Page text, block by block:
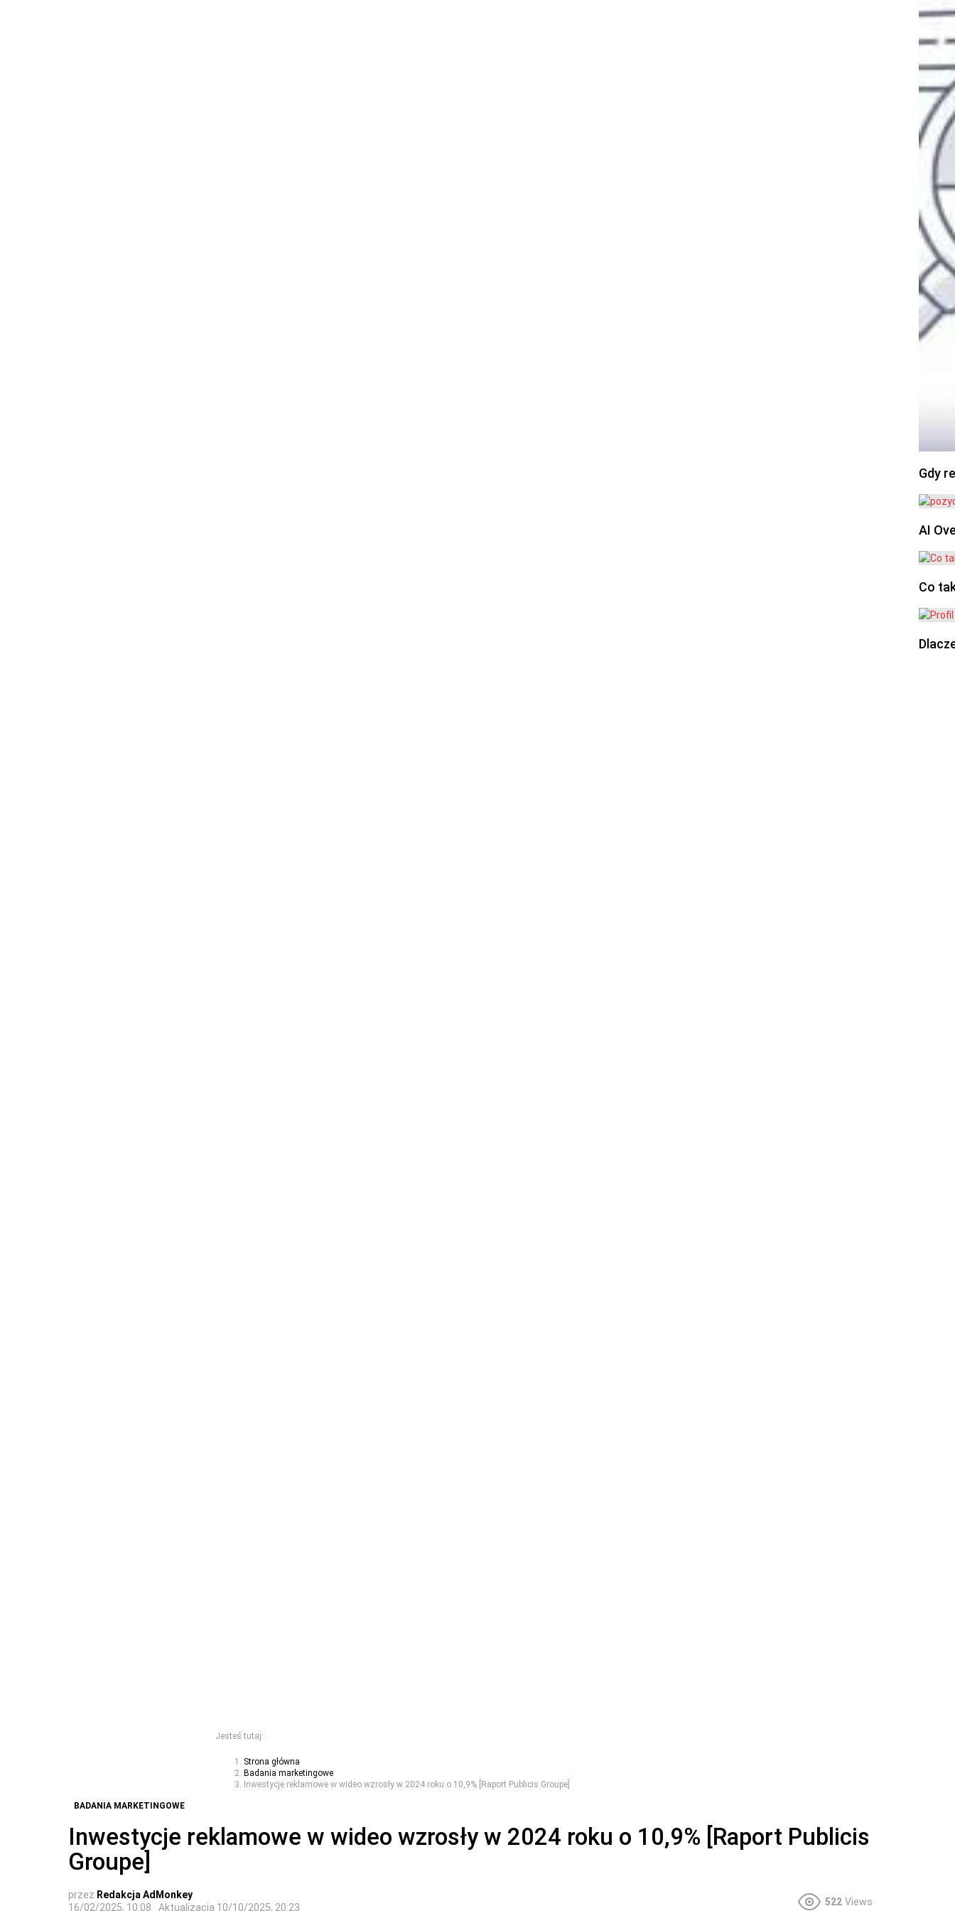
Gdy
AI
Co
Jesteś tutaj:
Strona główna
Badania marketingowe
Inwestycje reklamowe w wideo wzrosły w 2024 roku o 10,9% [Raport Publicis Groupe]
BADANIA MARKETINGOWE
Inwestycje reklamowe w wideo wzrosły w 2024 roku o 10,9% [Raport Publicis
Groupe]
przez Redakcja AdMonkey
16/02/2025, 10:08
Aktualizacja 10/10/2025, 20:23
522 Views